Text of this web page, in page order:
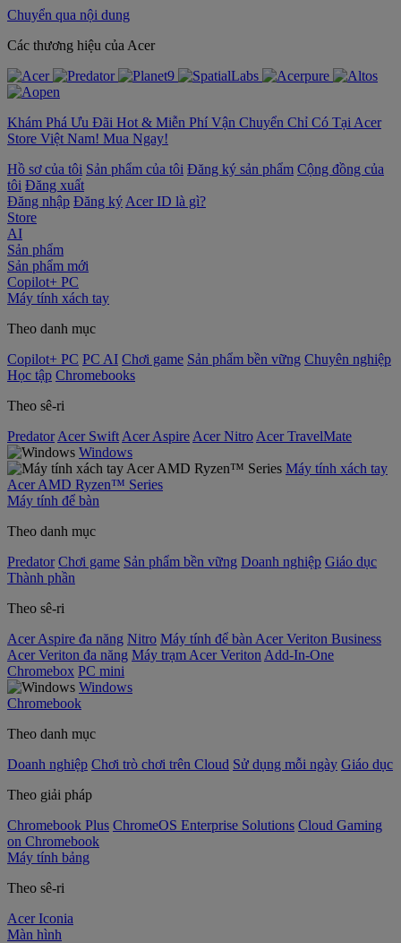
Chuyển qua nội dung
‌Các thương hiệu của Acer
Khám Phá Ưu Đãi Hot & Miễn Phí Vận Chuyển Chỉ Có Tại Acer
Store Việt Nam! Mua Ngay!
Hồ sơ của tôi Sản phẩm của tôi Đăng ký sản phẩm Cộng đồng của
tôi Đăng xuất
Đăng nhập Đăng ký Acer ID là gì?
Store
AI
Sản phẩm
Sản phẩm mới
Copilot+ PC
Máy tính xách tay
Theo danh mục
Copilot+ PC PC AI Chơi game Sản phẩm bền vững Chuyên nghiệp
Học tập Chromebooks
Theo sê-ri
Predator Acer Swift Acer Aspire Acer Nitro Acer TravelMate
Windows
Máy tính xách tay
Acer AMD Ryzen™ Series
Máy tính để bàn
Theo danh mục
Predator Chơi game Sản phẩm bền vững Doanh nghiệp Giáo dục
Thành phần
Theo sê-ri
Acer Aspire đa năng Nitro Máy tính để bàn Acer Veriton Business
Acer Veriton đa năng Máy trạm Acer Veriton Add-In-One
Chromebox PC mini
Windows
Chromebook
Theo danh mục
Doanh nghiệp Chơi trò chơi trên Cloud Sử dụng mỗi ngày Giáo dục
Theo giải pháp
Chromebook Plus ChromeOS Enterprise Solutions Cloud Gaming
on Chromebook
Máy tính bảng
Theo sê-ri
Acer Iconia
Màn hình